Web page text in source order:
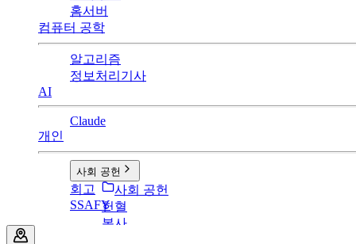
홈서버
컴퓨터 공학
알고리즘
정보처리기사
AI
Claude
개인
사회 공헌
사회 공헌
헌혈
봉사
회고
SSAFY